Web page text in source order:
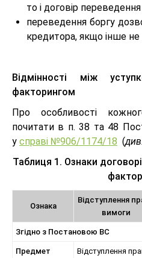
то і договір
переведення боргу
кредитора, якщо інше
Відмінності між
факторингом
Про особливості
почитати в п. 38 та 48
у справі №906/1174/18 (
Таблиця 1. Ознаки
Ознака
Відступлення
вимоги
Згідно з Постановою ВС
Предмет
Відступлення